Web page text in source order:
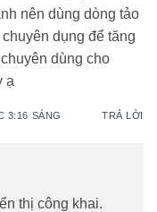
nên dùng dòng tảo
dụng để tăng
dùng cho
ạ
3:16 SÁNG TRẢ LỜI
thị công khai.